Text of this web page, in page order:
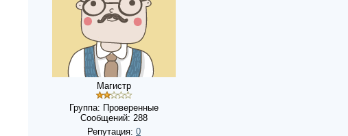
Магистр
Группа: Проверенные
Сообщений: 288
Репутация: 0